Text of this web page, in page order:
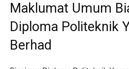
Maklumat Umum
Diploma Politeknik
Berhad